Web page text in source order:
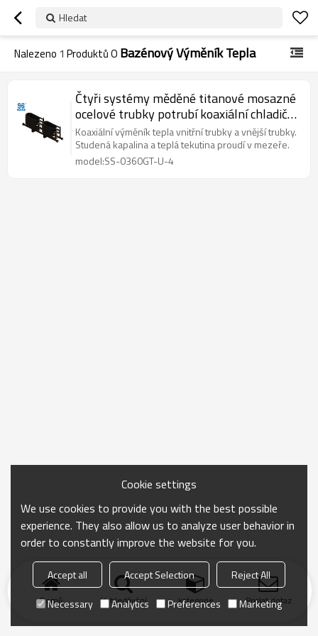
Hledat
Nalezeno 1 Produktů O Bazénový Výměník Tepla
Čtyři systémy měděné titanové mosazné
ocelové trubky potrubí koaxiální chladiče
kondenzátor tepelné čerpadlo výměníku
tepla
Koaxiální výměník tepla vnitřní trubky a vnější trubky.
Studená kapalina a teplá tekutina proudí v mezeře.
model:SS-0360GT-U-4
Domů Vyhledávání kategorie Poslat dotaz
Cookie settings
We use cookies to provide you with the best possible
experience. They also allow us to analyze user behavior in
order to constantly improve the website for you.
Accept all Accept Selection
Reject All
Necessary
Analytics Preferences Marketing